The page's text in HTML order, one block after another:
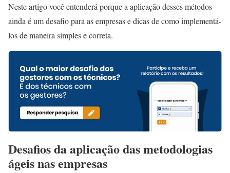
Neste artigo você entenderá porque a aplicação desses métodos
ainda é um desafio para as empresas e dicas de como implementá-
los de maneira simples e correta.
Desafios da aplicação das metodologias
ágeis nas empresas